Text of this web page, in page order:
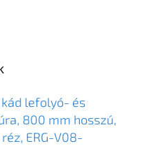
lefolyó- és
800 mm hosszú,
ERG-V08-